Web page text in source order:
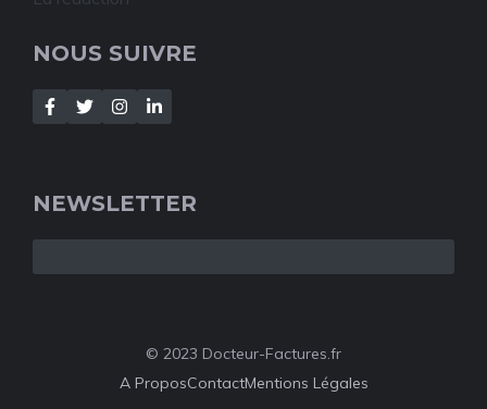
NOUS SUIVRE
NEWSLETTER
© 2023 Docteur-Factures.fr
A ProposContactMentions Légales